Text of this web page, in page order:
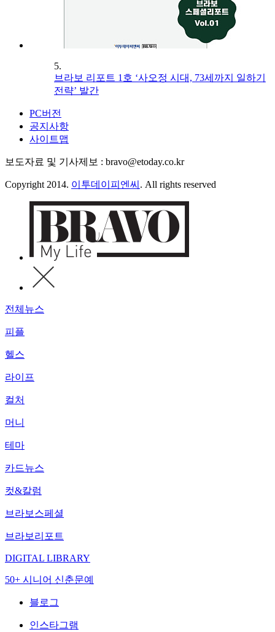
5.
브라보 리포트 1호 ‘사오정 시대, 73세까지 일하기
전략’ 발간
PC버전
공지사항
사이트맵
보도자료 및 기사제보 : bravo@etoday.co.kr
Copyright 2014. 이투데이피엔씨 . All rights reserved
전체뉴스
피플
헬스
라이프
컬처
머니
테마
카드뉴스
컷&칼럼
브라보스페셜
브라보리포트
DIGITAL LIBRARY
50+ 시니어 신춘문예
블로그
인스타그램